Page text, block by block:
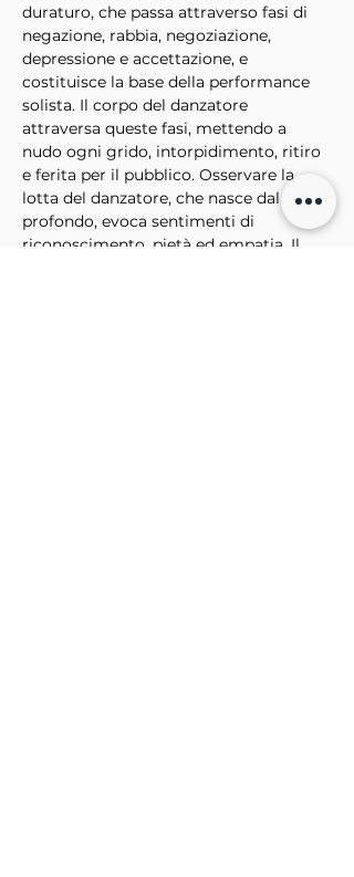
duraturo, che passa attraverso fasi di
negazione, rabbia, negoziazione,
depressione e accettazione, e
costituisce la base della performance
solista. Il corpo del danzatore
attraversa queste fasi, mettendo a
nudo ogni grido, intorpidimento, ritiro
e ferita per il pubblico. Osservare la
lotta del danzatore, che nasce dal
profondo, evoca sentimenti di
riconoscimento, pietà ed empatia. Il